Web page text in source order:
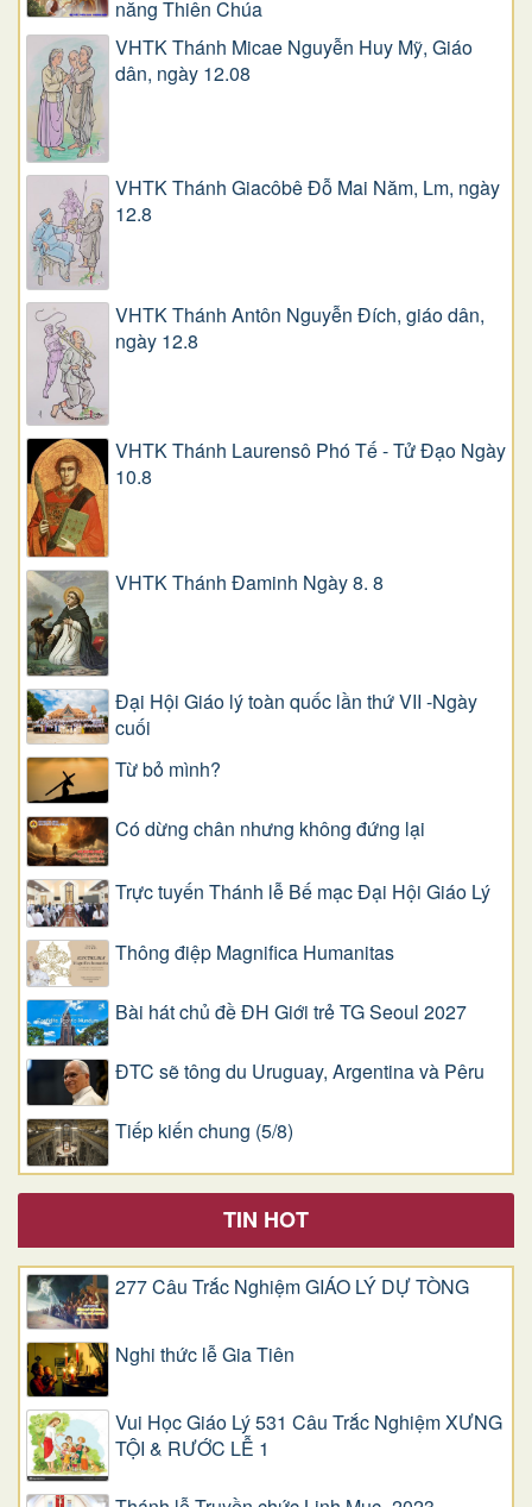
năng Thiên Chúa
VHTK Thánh Micae Nguyễn Huy Mỹ, Giáo
dân, ngày 12.08
VHTK Thánh Giacôbê Ðỗ Mai Năm, Lm, ngày
12.8
VHTK Thánh Antôn Nguyễn Ðích, giáo dân,
ngày 12.8
VHTK Thánh Laurensô Phó Tế - Tử Đạo Ngày
10.8
VHTK Thánh Đaminh Ngày 8. 8
Đại Hội Giáo lý toàn quốc lần thứ VII -Ngày
cuối
Từ bỏ mình?
Có dừng chân nhưng không đứng lại
Trực tuyến Thánh lễ Bế mạc Đại Hội Giáo Lý
Thông điệp Magnifica Humanitas
Bài hát chủ đề ĐH Giới trẻ TG Seoul 2027
ĐTC sẽ tông du Uruguay, Argentina và Pêru
Tiếp kiến chung (5/8)
TIN HOT
277 Câu Trắc Nghiệm GIÁO LÝ DỰ TÒNG
Nghi thức lễ Gia Tiên
Vui Học Giáo Lý 531 Câu Trắc Nghiệm XƯNG
TỘI & RƯỚC LỄ 1